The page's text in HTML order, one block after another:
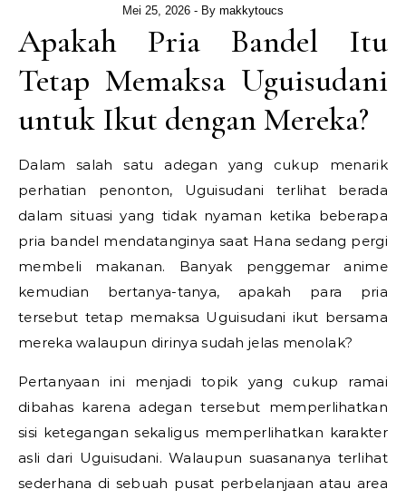
Mei 25, 2026 - By makkytoucs
Apakah Pria Bandel Itu
Tetap Memaksa Uguisudani
untuk Ikut dengan Mereka?
Dalam salah satu adegan yang cukup menarik
perhatian penonton, Uguisudani terlihat berada
dalam situasi yang tidak nyaman ketika beberapa
pria bandel mendatanginya saat Hana sedang pergi
membeli makanan. Banyak penggemar anime
kemudian bertanya-tanya, apakah para pria
tersebut tetap memaksa Uguisudani ikut bersama
mereka walaupun dirinya sudah jelas menolak?
Pertanyaan ini menjadi topik yang cukup ramai
dibahas karena adegan tersebut memperlihatkan
sisi ketegangan sekaligus memperlihatkan karakter
asli dari Uguisudani. Walaupun suasananya terlihat
sederhana di sebuah pusat perbelanjaan atau area